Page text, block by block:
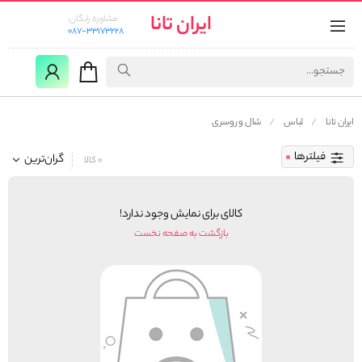
ایران تانا
مشاوره رایگان:
087-33173228
ایران تانا لباس شال و روسری
فیلترها گران‌ترین 0 کالا
کالای برای نمایش وجود ندارد!
بازگشت به صفحه نخست